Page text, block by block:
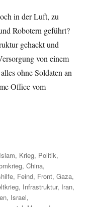
in der Luft, zu
Robotern geführt?
gehackt und
von einem
ohne Soldaten an
Office vom
Islam, Krieg, Politik,
,China,
, Feind, Front,Gaza,
, Infrastruktur, Iran,
, Israel,